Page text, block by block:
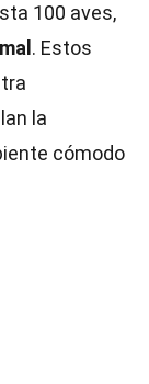
100 aves,
. Estos
la
cómodo